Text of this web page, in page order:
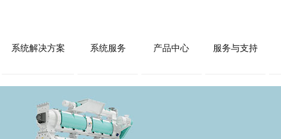
系统解决方案 系统服务 产品中心 服务与支持